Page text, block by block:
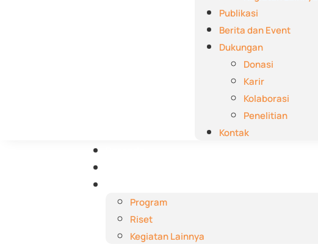
Publikasi
Berita dan Event
Dukungan
Donasi
Karir
Kolaborasi
Penelitian
Kontak
Program
Riset
Kegiatan Lainnya